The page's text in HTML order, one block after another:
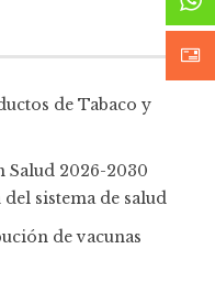
de Tabaco y
Salud 2026-2030
sistema de salud
de vacunas